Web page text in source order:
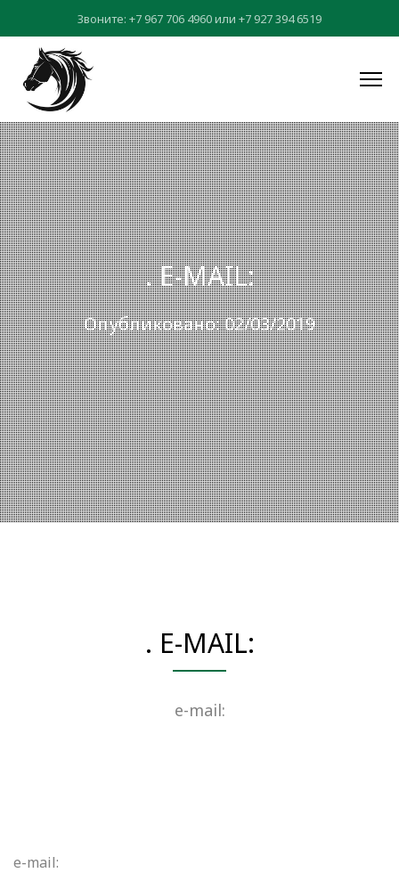
Звоните: +7 967 706 4960или +7 927 394 6519
. E-MAIL:
Опубликовано: 02/03/2019
. E-MAIL:
e-mail:
e-mail: